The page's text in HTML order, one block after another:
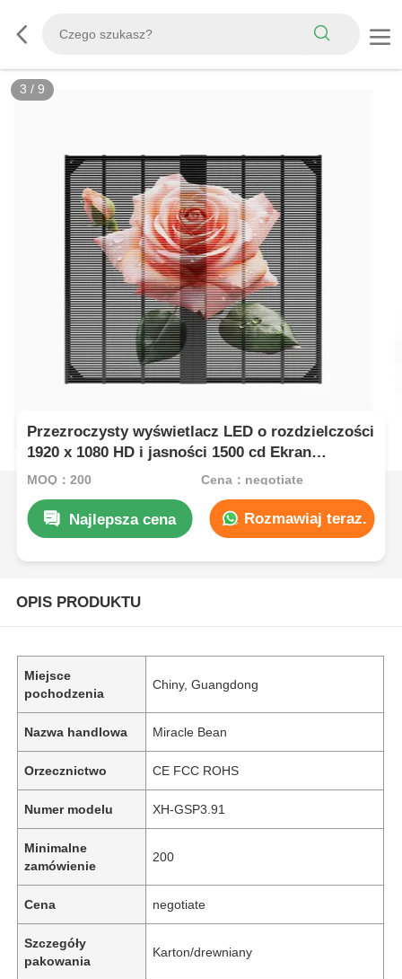
3 / 9
Przezroczysty wyświetlacz LED o rozdzielczości
1920 x 1080 HD i jasności 1500 cd Ekran
dotykowy LED Ekran z maskownicą na zakupy
MOQ：200 Cena：negotiate
Najlepsza cena Rozmawiaj teraz.
OPIS PRODUKTU
Miejsce
pochodzenia
Chiny, Guangdong
Nazwa handlowa Miracle Bean
Orzecznictwo CE FCC ROHS
Numer modelu XH-GSP3.91
Minimalne
zamówienie
200
Cena negotiate
Szczegóły
pakowania
Karton/drewniany